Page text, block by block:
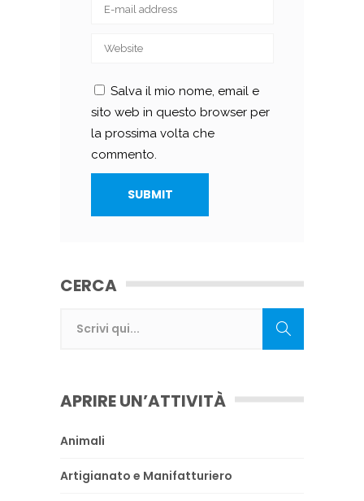
Salva il mio nome, email e
sito web in questo browser per
la prossima volta che
commento.
CERCA
APRIRE UN’ATTIVITÀ
Animali
Artigianato e Manifatturiero